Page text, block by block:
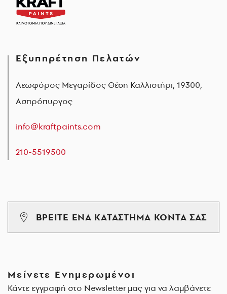
Εξυπηρέτηση Πελατών
Λεωφόρος Μεγαρίδος Θέση Καλλιστήρι, 19300,
Ασπρόπυργος
info@kraftpaints.com
210-5519500
ΒΡΕΙΤΕ ΕΝΑ ΚΑΤΑΣΤΗΜΑ ΚΟΝΤΑ ΣΑΣ
Μείνετε Ενημερωμένοι
Κάντε εγγραφή στο Newsletter μας για να λαμβάνετε